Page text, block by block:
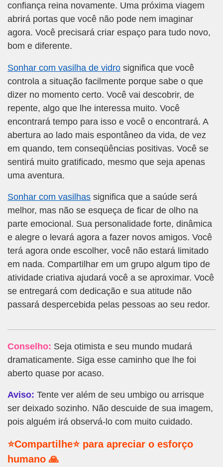
confiança reina novamente. Uma próxima viagem
abrirá portas que você não pode nem imaginar
agora. Você precisará criar espaço para tudo novo,
bom e diferente.
Sonhar com vasilha de vidro significa que você
controla a situação facilmente porque sabe o que
dizer no momento certo. Você vai descobrir, de
repente, algo que lhe interessa muito. Você
encontrará tempo para isso e você o encontrará. A
abertura ao lado mais espontâneo da vida, de vez
em quando, tem conseqüências positivas. Você se
sentirá muito gratificado, mesmo que seja apenas
uma aventura.
Sonhar com vasilhas significa que a saúde será
melhor, mas não se esqueça de ficar de olho na
parte emocional. Sua personalidade forte, dinâmica
e alegre o levará agora a fazer novos amigos. Você
terá agora onde escolher, você não estará limitado
em nada. Compartilhar em um grupo algum tipo de
atividade criativa ajudará você a se aproximar. Você
se entregará com dedicação e sua atitude não
passará despercebida pelas pessoas ao seu redor.
Conselho: Seja otimista e seu mundo mudará
dramaticamente. Siga esse caminho que lhe foi
aberto quase por acaso.
Aviso: Tente ver além de seu umbigo ou arrisque
ser deixado sozinho. Não descuide de sua imagem,
pois alguém irá observá-lo com muito cuidado.
⭐Compartilhe⭐ para apreciar o esforço
humano 🙏